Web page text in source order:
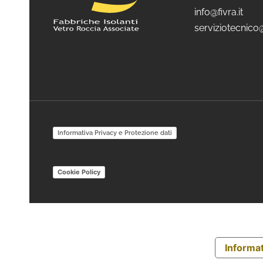
info@fivra.it
Informativa Privacy e Protezione dati
Cookie Policy